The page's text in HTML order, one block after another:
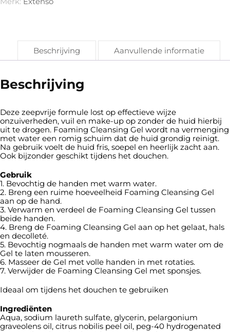
Beschrijving Aanvullende informatie
Beschrijving
Deze zeepvrije formule lost op effectieve wijze
onzuiverheden, vuil en make-up op zonder de huid hierbij
uit te drogen. Foaming Cleansing Gel wordt na vermenging
met water een romig schuim dat de huid grondig reinigt.
Na gebruik voelt de huid fris, soepel en heerlijk zacht aan.
Ook bijzonder geschikt tijdens het douchen.
Gebruik
1. Bevochtig de handen met warm water.
2. Breng een ruime hoeveelheid Foaming Cleansing Gel
aan op de hand.
3. Verwarm en verdeel de Foaming Cleansing Gel tussen
beide handen.
4. Breng de Foaming Cleansing Gel aan op het gelaat, hals
en decolleté.
5. Bevochtig nogmaals de handen met warm water om de
Gel te laten mousseren.
6. Masseer de Gel met volle handen in met rotaties.
7. Verwijder de Foaming Cleansing Gel met sponsjes.
Ideaal om tijdens het douchen te gebruiken
Ingrediënten
Aqua, sodium laureth sulfate, glycerin, pelargonium
graveolens oil, citrus nobilis peel oil, peg-40 hydrogenated